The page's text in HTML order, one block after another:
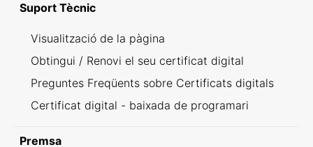
Suport Tècnic
Visualització de la pàgina
Obtingui / Renovi el seu certificat digital
Preguntes Freqüents sobre Certificats digitals
Certificat digital - baixada de programari
Premsa